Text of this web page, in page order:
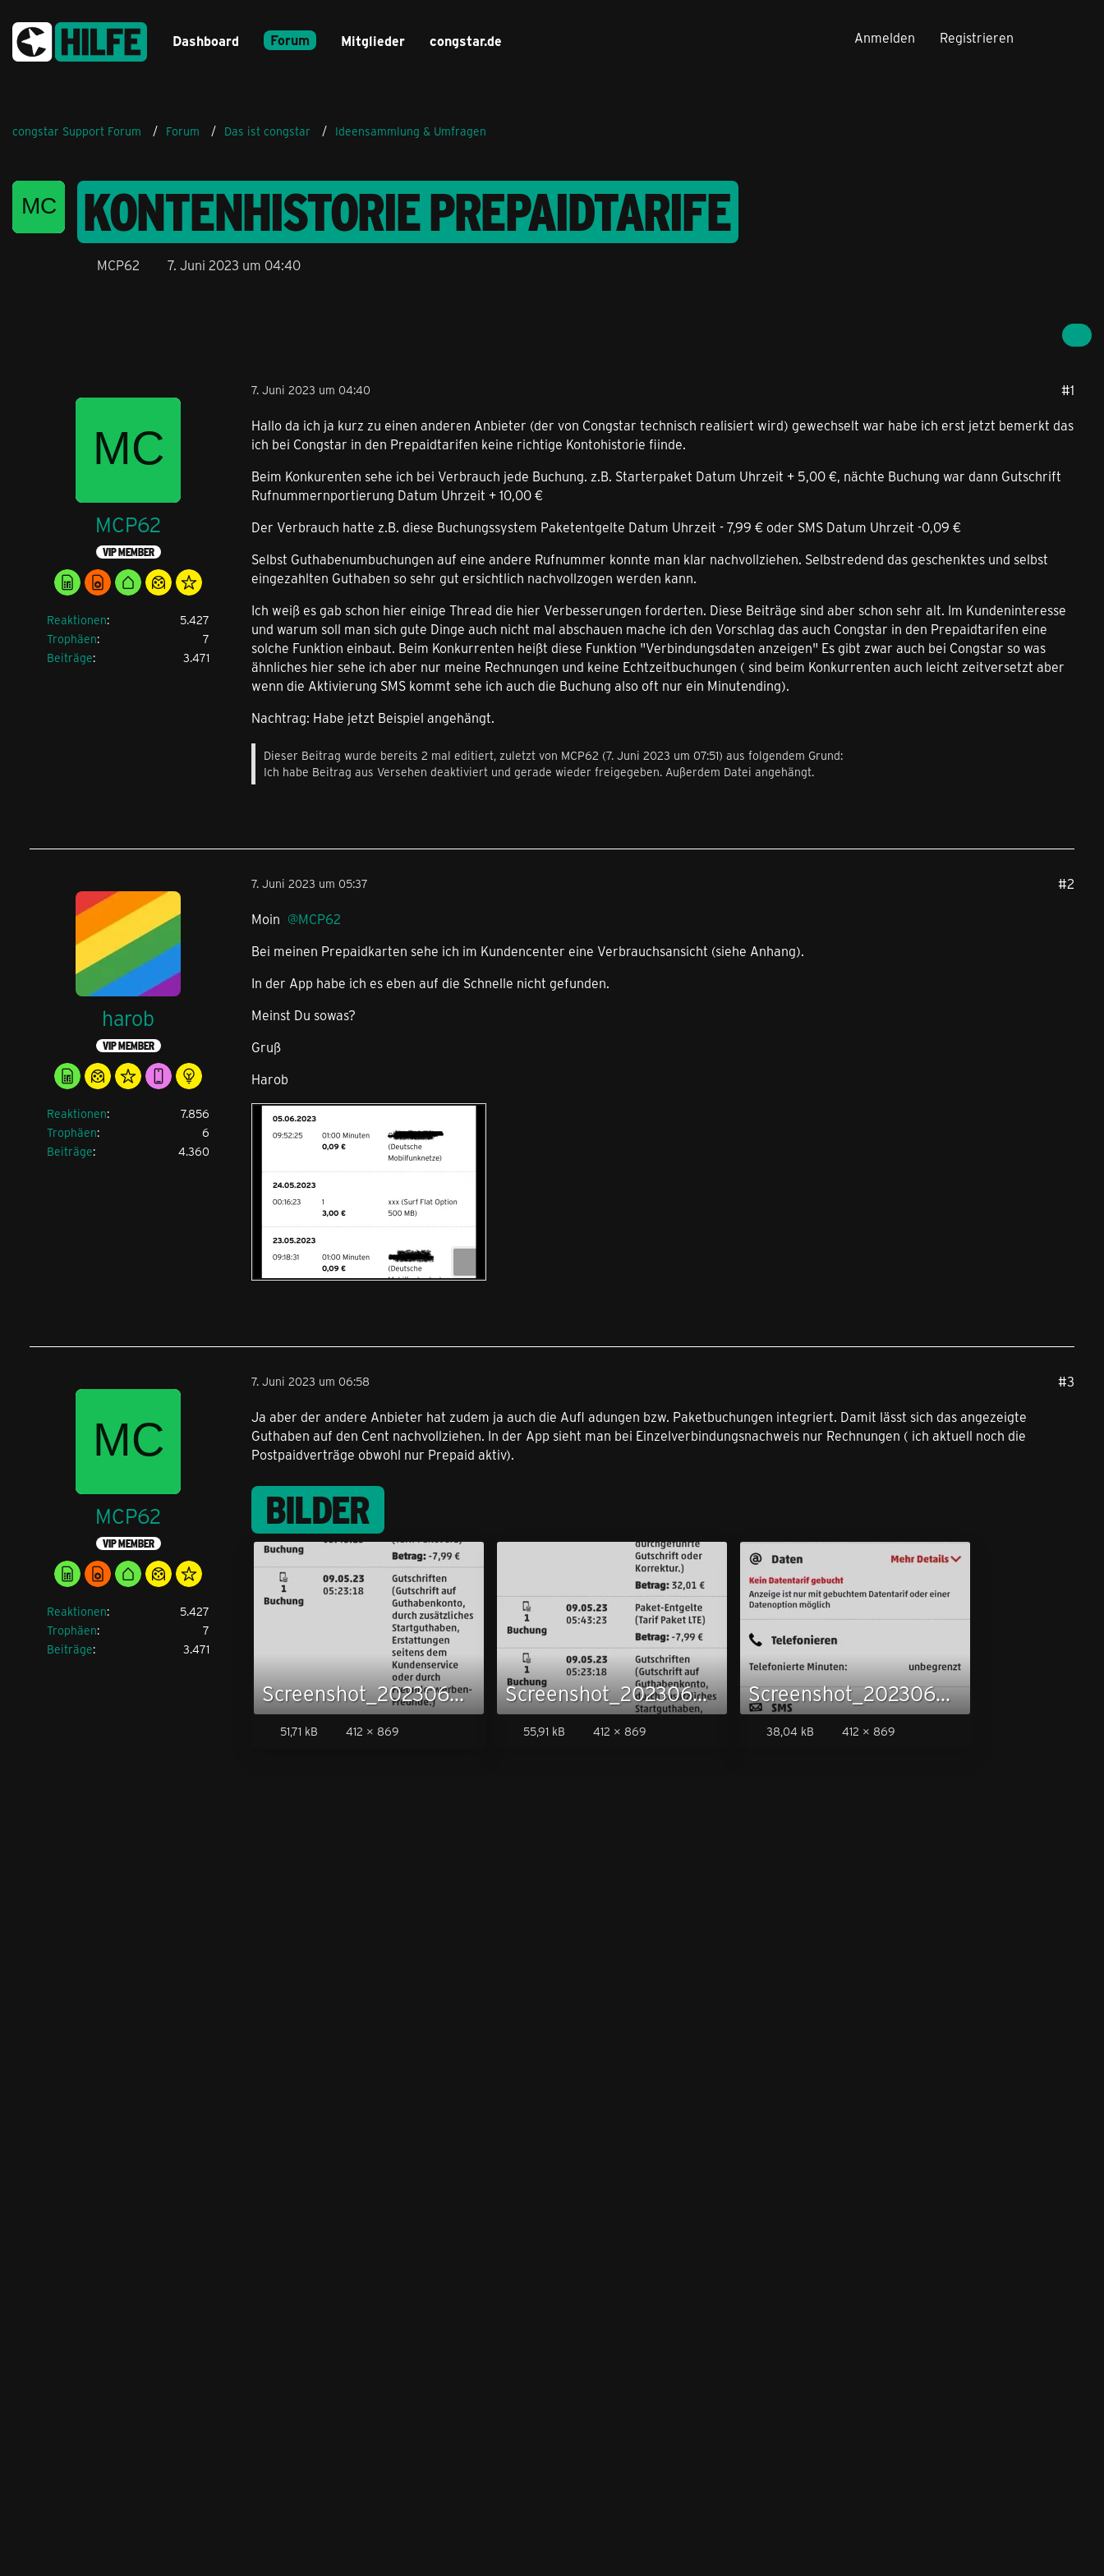
Dashboard Forum Mitglieder congstar.de Anmelden Registrieren
congstar Support Forum Forum Das ist congstar Ideensammlung & Umfragen
KONTENHISTORIE PREPAIDTARIFE
MCP62 7. Juni 2023 um 04:40
MCP62
VIP MEMBER
Reaktionen
5.427
Trophäen
7
Beiträge
3.471
7. Juni 2023 um 04:40 #1
Hallo da ich ja kurz zu einen anderen Anbieter (der von Congstar technisch realisiert wird) gewechselt war habe ich erst jetzt bemerkt das
ich bei Congstar in den Prepaidtarifen keine richtige Kontohistorie fiinde.
Beim Konkurenten sehe ich bei Verbrauch jede Buchung. z.B. Starterpaket Datum Uhrzeit + 5,00 €, nächte Buchung war dann Gutschrift
Rufnummernportierung Datum Uhrzeit + 10,00 €
Der Verbrauch hatte z.B. diese Buchungssystem Paketentgelte Datum Uhrzeit - 7,99 € oder SMS Datum Uhrzeit -0,09 €
Selbst Guthabenumbuchungen auf eine andere Rufnummer konnte man klar nachvollziehen. Selbstredend das geschenktes und selbst
eingezahlten Guthaben so sehr gut ersichtlich nachvollzogen werden kann.
Ich weiß es gab schon hier einige Thread die hier Verbesserungen forderten. Diese Beiträge sind aber schon sehr alt. Im Kundeninteresse
und warum soll man sich gute Dinge auch nicht mal abschauen mache ich den Vorschlag das auch Congstar in den Prepaidtarifen eine
solche Funktion einbaut. Beim Konkurrenten heißt diese Funktion "Verbindungsdaten anzeigen" Es gibt zwar auch bei Congstar so was
ähnliches hier sehe ich aber nur meine Rechnungen und keine Echtzeitbuchungen ( sind beim Konkurrenten auch leicht zeitversetzt aber
wenn die Aktivierung SMS kommt sehe ich auch die Buchung also oft nur ein Minutending).
Nachtrag: Habe jetzt Beispiel angehängt.
Dieser Beitrag wurde bereits 2 mal editiert, zuletzt von MCP62 (7. Juni 2023 um 07:51) aus folgendem Grund:
Ich habe Beitrag aus Versehen deaktiviert und gerade wieder freigegeben. Außerdem Datei angehängt.
harob
VIP MEMBER
Reaktionen
7.856
Trophäen
6
Beiträge
4.360
7. Juni 2023 um 05:37 #2
Moin
MCP62
Bei meinen Prepaidkarten sehe ich im Kundencenter eine Verbrauchsansicht (siehe Anhang).
In der App habe ich es eben auf die Schnelle nicht gefunden.
Meinst Du sowas?
Gruß
Harob
MCP62
VIP MEMBER
Reaktionen
5.427
Trophäen
7
Beiträge
3.471
7. Juni 2023 um 06:58 #3
Ja aber der andere Anbieter hat zudem ja auch die Aufl adungen bzw. Paketbuchungen integriert. Damit lässt sich das angezeigte
Guthaben auf den Cent nachvollziehen. In der App sieht man bei Einzelverbindungsnachweis nur Rechnungen ( ich aktuell noch die
Postpaidverträge obwohl nur Prepaid aktiv).
BILDER
Screenshot_20230607_073923_Penny Mobil.jpg
51,71 kB 412 × 869
Screenshot_20230607_073934_Penny Mobil.jpg
55,91 kB 412 × 869
Screenshot_20230607_074033_Penny Mobil.jpg
38,04 kB 412 × 869